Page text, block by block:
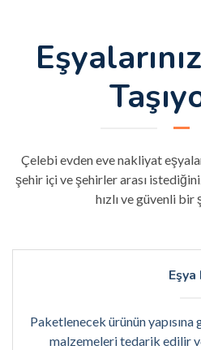
Çelebi evden eve nakliyat
şehir içi ve şehirler arası
hızlı ve güvenli bir
Paketlenecek ürünün
malzemeleri tedarik edilir